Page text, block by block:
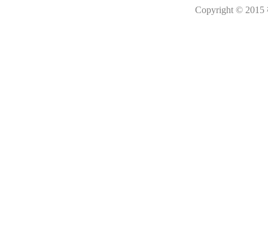
Copyright ©